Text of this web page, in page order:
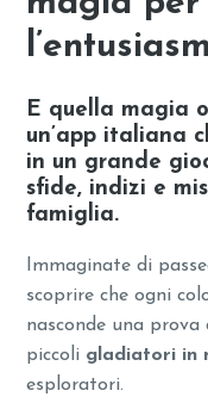
E quella magia
un’app italiana
in un grande
sfide, indizi e
famiglia.
Immaginate di
scoprire che ogni
nasconde una
piccoli gladiatori in
esploratori.